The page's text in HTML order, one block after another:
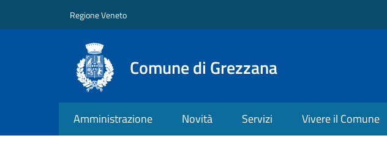
Regione Veneto
Comune di Grezzana
Amministrazione Novità Servizi Vivere il Comune